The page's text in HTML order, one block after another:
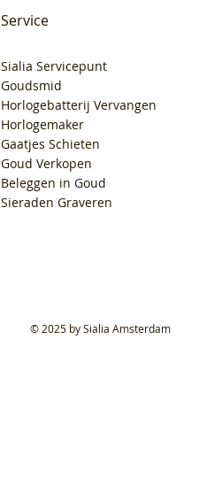
Service
Sialia Servicepunt
Goudsmid
Horlogebatterij Vervangen
Horlogemaker
Gaatjes Schieten
Goud Verkopen
Beleggen in Goud
Sieraden Graveren
© 2025 by Sialia Amsterdam